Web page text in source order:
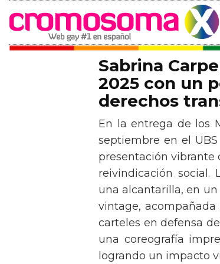
Sabrina
2025 con un
derechos
En la entrega de los
septiembre en el
presentación vibrante
reivindicación social.
una alcantarilla, en
vintage,
carteles en defensa
una coreografía
logrando un impacto